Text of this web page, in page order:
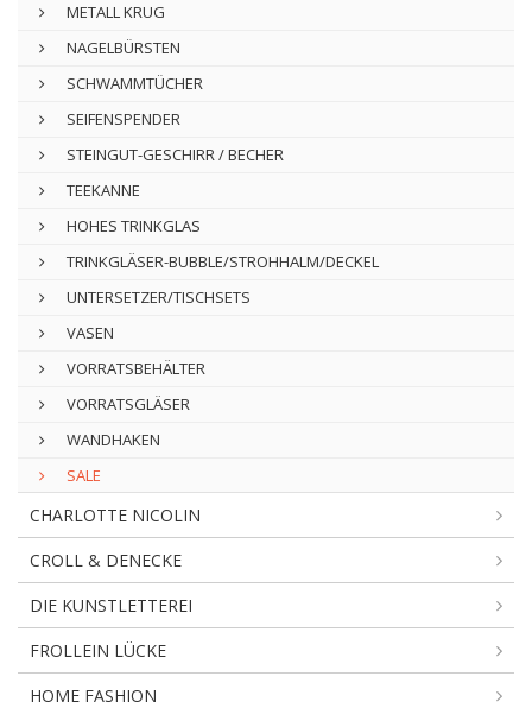
METALL KRUG
NAGELBÜRSTEN
SCHWAMMTÜCHER
SEIFENSPENDER
STEINGUT-GESCHIRR / BECHER
TEEKANNE
HOHES TRINKGLAS
TRINKGLÄSER-BUBBLE/STROHHALM/DECKEL
UNTERSETZER/TISCHSETS
VASEN
VORRATSBEHÄLTER
VORRATSGLÄSER
WANDHAKEN
SALE
CHARLOTTE NICOLIN
CROLL & DENECKE
DIE KUNSTLETTEREI
FROLLEIN LÜCKE
HOME FASHION